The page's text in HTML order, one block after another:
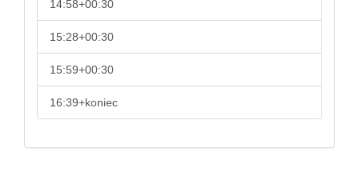
14:58+00:30
15:28+00:30
15:59+00:30
16:39+koniec